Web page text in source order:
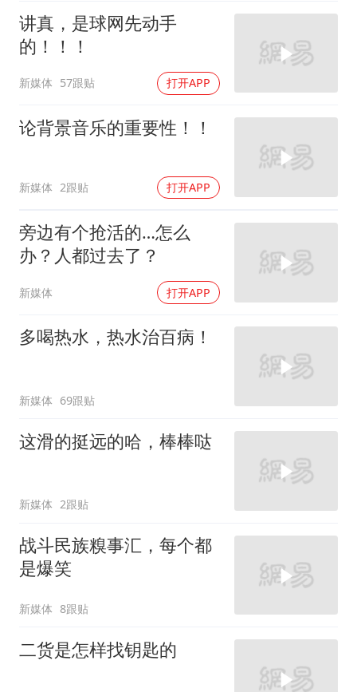
讲真，是球网先动手
的！！！
新媒体 57跟贴 打开APP
论背景音乐的重要性！！
新媒体 2跟贴 打开APP
旁边有个抢活的…怎么
办？人都过去了？
新媒体 打开APP
多喝热水，热水治百病！
新媒体 69跟贴
这滑的挺远的哈，棒棒哒
新媒体 2跟贴
战斗民族糗事汇，每个都
是爆笑
新媒体 8跟贴
二货是怎样找钥匙的